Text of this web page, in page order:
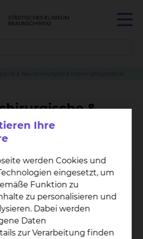
& Neurochirurgische Intensivpflegestation
&
Ihre
werden Cookies und
eingesetzt, um
Funktion zu
zu personalisieren und
Dabei werden
Daten
zur Verarbeitung finden